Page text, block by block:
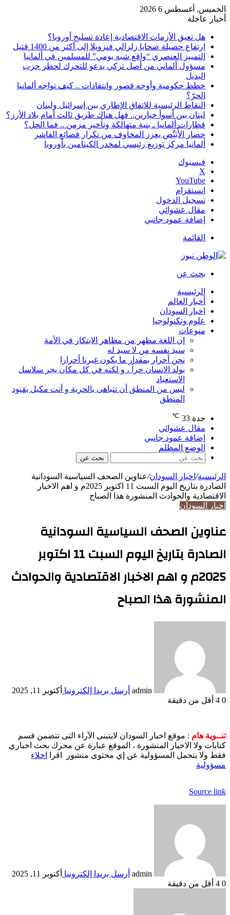
الخميس, أغسطس 6 2026
أخبار عاجلة
هل تعيق الأزمات الاقتصادية إعادة تسليح أوروبا؟
ارتفاع حصيلة ضحايا زلزالي فنزويلا إلى أكثر من 1400 قتيل
التمييز العنصري “واقع شبه يومي” للمسلمين في ألمانيا
مسؤول ألماني من أصل تركي يدعو للتحرك لحظر حزب
البديل
خطط حكومية وأوجه قصور وانتقادات .. كيف تواجه ألمانيا
الحرّ؟
النقاط الرئيسية للاتفاق الإطاري بين إسرائيل ولبنان
لبنان بين أسوأ خيارين.. فهل هناك طريق ثالث أمام بلاد الأرز؟
قطارات ألمانيا ـ بنية متهالكة وتأخير مزمن .. فما الحل؟
حصار الأُبَيِّض يعزز المخاوف من تكرار فضائع الفاشر
ألمانيا مركز توزيع رئيسي لمخدر الكيتامين بأوروبا
فيسبوك
‫X
‫YouTube
انستقرام
تسجيل الدخول
مقال عشوائي
إضافة عمود جانبي
القائمة
بحث عن
الرئيسية
أخبار العالم
اخبار السودان
علوم وتكنولوجيا
منوعات
إن اللغة مظهر من مظاهر الابتكار في الأمة
سيد نفسه من لا سيد له
نحن أحرار بمقدار ما يكون غيرنا أحرارا
يولد الانسان حراً ، و لكنه في كل مكان يجر سلاسل
الاستعباد
ليس من المنطق أن تتباهى بالحرية و أنت مكبل بقيود
المنطق
جدة 33
℃
مقال عشوائي
إضافة عمود جانبي
الوضع المظلم
بحث عن
الرئيسية/ اخبار السودان/عناوين الصحف السياسية السودانية
الصادرة بتاريخ اليوم السبت 11 اكتوبر 2025م و اهم الاخبار
الاقتصادية والحوادث المنشورة هذا الصباح
اخبار السودان
عناوين الصحف السياسية السودانية
الصادرة بتاريخ اليوم السبت 11 اكتوبر
2025م و اهم الاخبار الاقتصادية والحوادث
المنشورة هذا الصباح
admin أرسل بريدا إلكترونيا أكتوبر 11, 2025
0
أقل من دقيقة
تنــوية هام : موقع اخبار السودان لايتبنى الآراء التى تتضمن قسم
كتابات ولا الاخبار المنشورة ، الموقع عبارة عن محرك بحث اخباري
فقط ولا يتحمل المسؤولية عن إي محتوى منشور اقرا
اخلاء
مسؤولية
Source link
admin أرسل بريدا إلكترونيا أكتوبر 11, 2025
0
أقل من دقيقة